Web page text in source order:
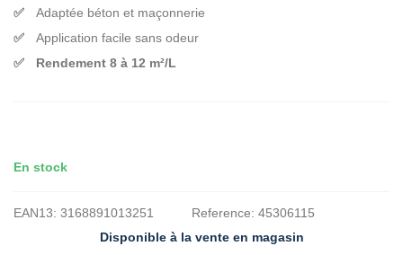
Adaptée béton et maçonnerie
Application facile sans odeur
Rendement 8 à 12 m²/L
En stock
EAN13: 3168891013251 Reference: 45306115
Disponible à la vente en magasin